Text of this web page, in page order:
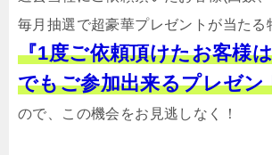
毎月抽選で超豪華プレゼントが当たる
『1度ご依頼頂けたお客様
でもご参加出来るプレゼン
ので、この機会をお見逃しなく！